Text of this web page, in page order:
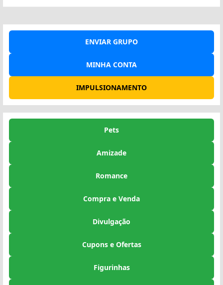
ENVIAR GRUPO
MINHA CONTA
IMPULSIONAMENTO
Pets
Amizade
Romance
Compra e Venda
Divulgação
Cupons e Ofertas
Figurinhas